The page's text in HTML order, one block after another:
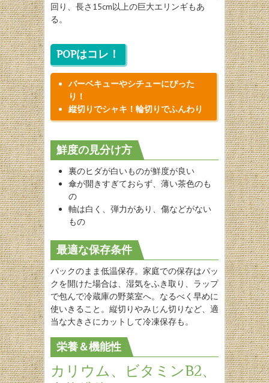
回り、長さ15cm以上の巨大エリンギもあ
る。
POPはコレ！
バーベキューやシチューにぴった
り！
縦切りでシャキ！輪切りでふんわり
鮮度の見分け方
裏のヒダが白いものが鮮度が良い
傘が開きすぎておらず、薄い茶色のも
の
軸は白く、弾力があり、傷などがない
もの
最適な保存条件
パックのまま低温保存。家庭での保存はパッ
クを開けた場合は、湿気をふき取り、ラップ
で包んで冷蔵庫の野菜室へ。なるべく早めに
使いきること。縦切りやみじん切りなど、適
当な大きさにカットして冷凍保存も。
栄養＆機能性
カリウム、ビタミンB2、